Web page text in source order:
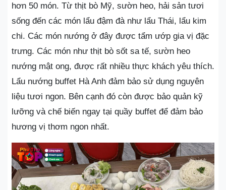
hơn 50 món. Từ thịt bò Mỹ, sườn heo, hải sản tươi
sống đến các món lẩu đậm đà như lẩu Thái, lẩu kim
chi. Các món nướng ở đây được tẩm ướp gia vị đặc
trưng. Các món như thịt bò sốt sa tế, sườn heo
nướng mật ong, được rất nhiều thực khách yêu thích.
Lẩu nướng buffet Hà Anh đảm bảo sử dụng nguyên
liệu tươi ngon. Bên cạnh đó còn được bảo quản kỹ
lưỡng và chế biến ngay tại quầy buffet để đảm bảo
hương vị thơm ngon nhất.